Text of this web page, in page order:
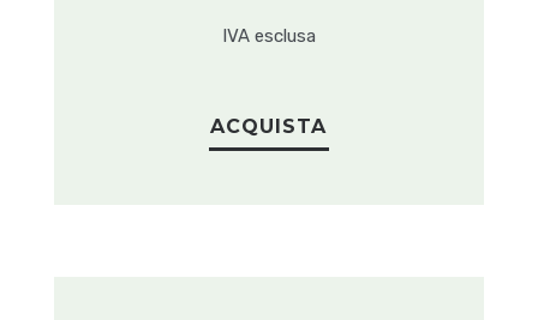
IVA esclusa
ACQUISTA